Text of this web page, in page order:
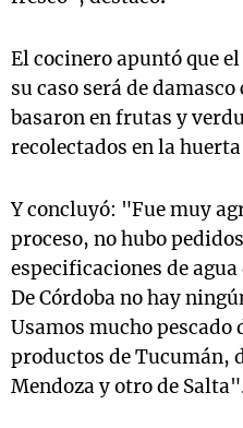
El cocinero apuntó que
su caso será de
basaron en frutas y
recolectados en la
Y concluyó: "Fue muy
proceso, no hubo
especificaciones de
De Córdoba no hay
Usamos mucho pescado
productos de Tucumán,
Mendoza y otro de